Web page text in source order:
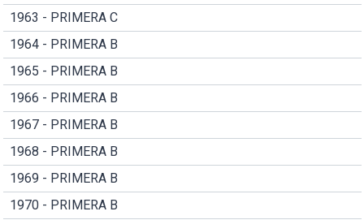
1963 - PRIMERA C
1964 - PRIMERA B
1965 - PRIMERA B
1966 - PRIMERA B
1967 - PRIMERA B
1968 - PRIMERA B
1969 - PRIMERA B
1970 - PRIMERA B